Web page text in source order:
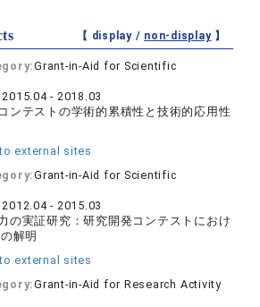
【 display / non-display】
Grant-in-Aid for Scientific
2015.04 - 2018.03
ンテストの学術的累積性と技術的応用性
external sites
Grant-in-Aid for Scientific
2012.04 - 2015.03
の実証研究：研究開発コンテストにおけ
解明
external sites
Grant-in-Aid for Research Activity